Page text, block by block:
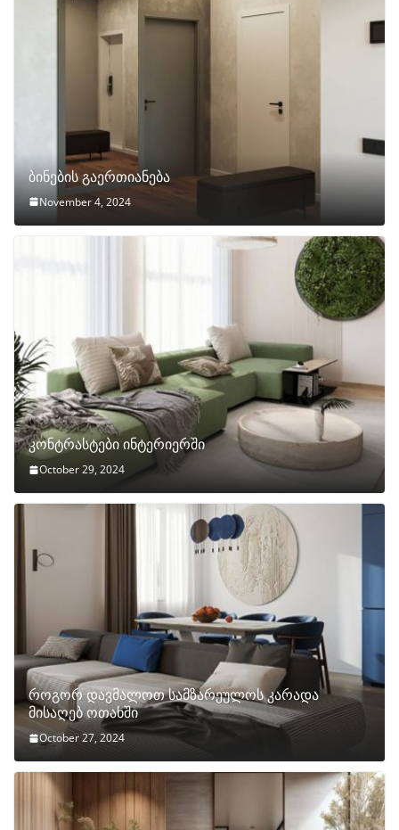
ბინების გაერთიანება
November 4, 2024
კონტრასტები ინტერიერში
October 29, 2024
როგორ დავმალოთ სამზარეულოს კარადა
მისაღებ ოთახში
October 27, 2024